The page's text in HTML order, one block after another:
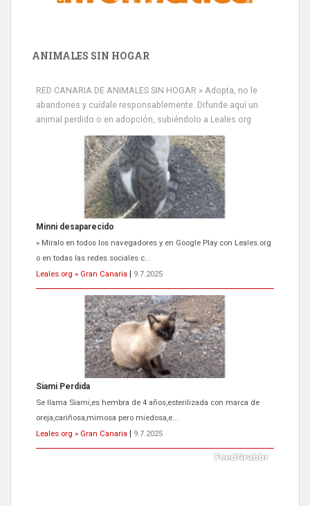
ANIMALES SIN HOGAR
RED CANARIA DE ANIMALES SIN HOGAR » Adopta, no le
abandones y cuídale responsablemente. Difunde aquí un
animal perdido o en adopción, subiéndolo a Leales.org
Minni desaparecido
» Míralo en todos los navegadores y en Google Play con Leales.org
o en todas las redes sociales c...
Leales.org » Gran Canaria
9.7.2025
Siami Perdida
Se llama Siami,es hembra de 4 años,esterilizada con marca de
oreja,cariñosa,mimosa pero miedosa,e...
Leales.org » Gran Canaria
9.7.2025